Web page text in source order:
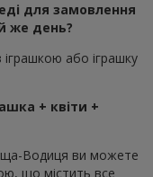
для замовлення
же день?
або іграшку
+ квіти +
Водиця ви можете
що містить все